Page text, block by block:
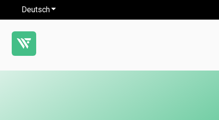
DeutschUntermenü für Übersetzungen anzeigen